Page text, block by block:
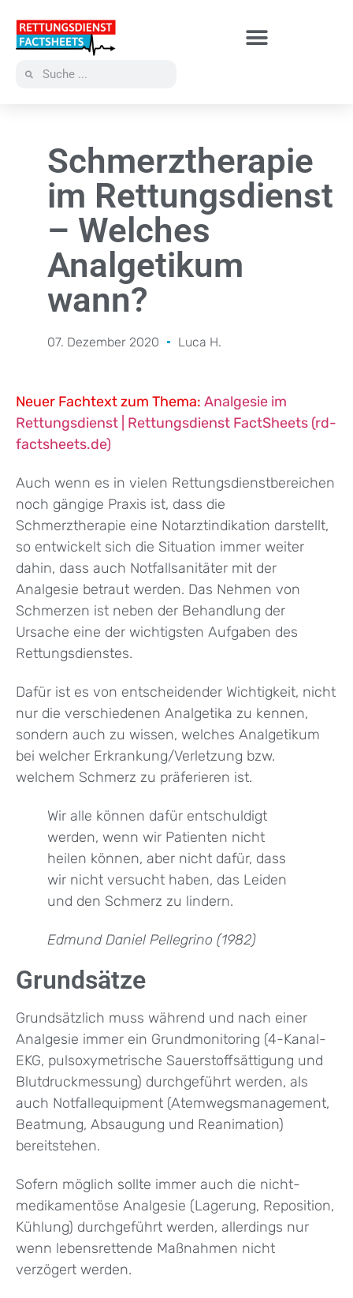
Schmerztherapie
im Rettungsdienst
– Welches
Analgetikum
wann?
07. Dezember 2020 Luca H.
Neuer Fachtext zum Thema: Analgesie im
Rettungsdienst | Rettungsdienst FactSheets (rd-
factsheets.de)
Auch wenn es in vielen Rettungsdienstbereichen
noch gängige Praxis ist, dass die
Schmerztherapie eine Notarztindikation darstellt,
so entwickelt sich die Situation immer weiter
dahin, dass auch Notfallsanitäter mit der
Analgesie betraut werden. Das Nehmen von
Schmerzen ist neben der Behandlung der
Ursache eine der wichtigsten Aufgaben des
Rettungsdienstes.
Dafür ist es von entscheidender Wichtigkeit, nicht
nur die verschiedenen Analgetika zu kennen,
sondern auch zu wissen, welches Analgetikum
bei welcher Erkrankung/Verletzung bzw.
welchem Schmerz zu präferieren ist.
Wir alle können dafür entschuldigt
werden, wenn wir Patienten nicht
heilen können, aber nicht dafür, dass
wir nicht versucht haben, das Leiden
und den Schmerz zu lindern.
Edmund Daniel Pellegrino (1982)
Grundsätze
Grundsätzlich muss während und nach einer
Analgesie immer ein Grundmonitoring (4-Kanal-
EKG, pulsoxymetrische Sauerstoffsättigung und
Blutdruckmessung) durchgeführt werden, als
auch Notfallequipment (Atemwegsmanagement,
Beatmung, Absaugung und Reanimation)
bereitstehen.
Sofern möglich sollte immer auch die nicht-
medikamentöse Analgesie (Lagerung, Reposition,
Kühlung) durchgeführt werden, allerdings nur
wenn lebensrettende Maßnahmen nicht
verzögert werden.